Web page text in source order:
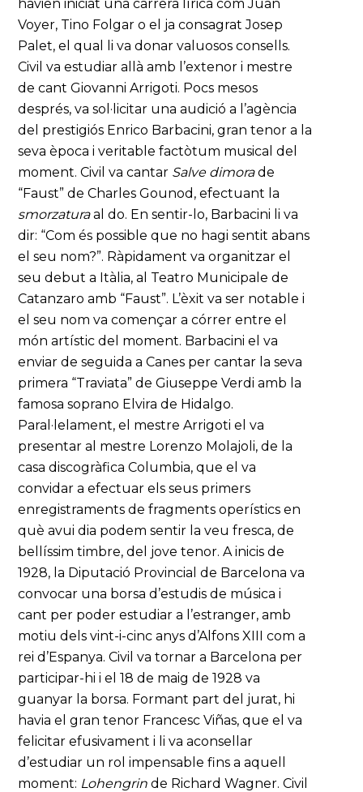
havien iniciat una carrera lírica com Juan
Voyer, Tino Folgar o el ja consagrat Josep
Palet, el qual li va donar valuosos consells.
Civil va estudiar allà amb l’extenor i mestre
de cant Giovanni Arrigoti. Pocs mesos
després, va sol·licitar una audició a l’agència
del prestigiós Enrico Barbacini, gran tenor a la
seva època i veritable factòtum musical del
moment. Civil va cantar Salve dimorade
“Faust” de Charles Gounod, efectuant la
smorzaturaal do. En sentir-lo, Barbacini li va
dir: “Com és possible que no hagi sentit abans
el seu nom?”. Ràpidament va organitzar el
seu debut a Itàlia, al Teatro Municipale de
Catanzaro amb “Faust”. L’èxit va ser notable i
el seu nom va començar a córrer entre el
món artístic del moment. Barbacini el va
enviar de seguida a Canes per cantar la seva
primera “Traviata” de Giuseppe Verdi amb la
famosa soprano Elvira de Hidalgo.
Paral·lelament, el mestre Arrigoti el va
presentar al mestre Lorenzo Molajoli, de la
casa discogràfica Columbia, que el va
convidar a efectuar els seus primers
enregistraments de fragments operístics en
què avui dia podem sentir la veu fresca, de
bellíssim timbre, del jove tenor. A inicis de
1928, la Diputació Provincial de Barcelona va
convocar una borsa d’estudis de música i
cant per poder estudiar a l’estranger, amb
motiu dels vint-i-cinc anys d’Alfons XIII com a
rei d’Espanya. Civil va tornar a Barcelona per
participar-hi i el 18 de maig de 1928 va
guanyar la borsa. Formant part del jurat, hi
havia el gran tenor Francesc Viñas, que el va
felicitar efusivament i li va aconsellar
d’estudiar un rol impensable fins a aquell
moment: Lohengrin de Richard Wagner. Civil